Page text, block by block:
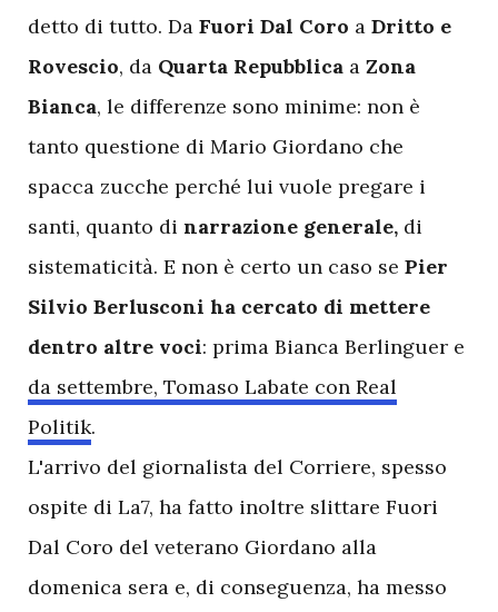
detto di tutto. Da Fuori Dal Coro a Dritto e
Rovescio, da Quarta Repubblica a Zona
Bianca, le differenze sono minime: non è
tanto questione di Mario Giordano che
spacca zucche perché lui vuole pregare i
santi, quanto di narrazione generale, di
sistematicità. E non è certo un caso se Pier
Silvio Berlusconi ha cercato di mettere
dentro altre voci: prima Bianca Berlinguer e
da settembre, Tomaso Labate con Real
Politik.
L'arrivo del giornalista del Corriere, spesso
ospite di La7, ha fatto inoltre slittare Fuori
Dal Coro del veterano Giordano alla
domenica sera e, di conseguenza, ha messo